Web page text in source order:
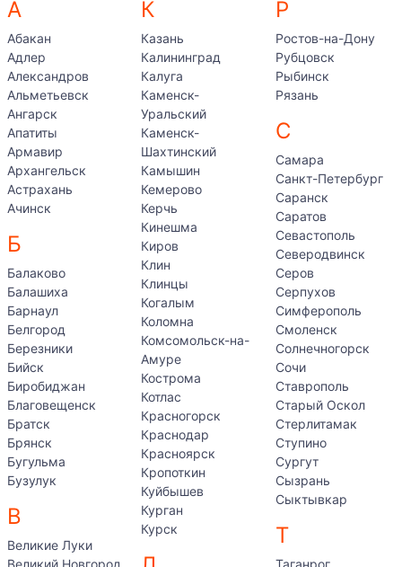
А
Абакан
Адлер
Александров
Альметьевск
Ангарск
Апатиты
Армавир
Архангельск
Астрахань
Ачинск
Б
Балаково
Балашиха
Барнаул
Белгород
Березники
Бийск
Биробиджан
Благовещенск
Братск
Брянск
Бугульма
Бузулук
В
Великие Луки
Великий Новгород
К
Казань
Калининград
Калуга
Каменск-
Уральский
Каменск-
Шахтинский
Камышин
Кемерово
Керчь
Кинешма
Киров
Клин
Клинцы
Когалым
Коломна
Комсомольск-на-
Амуре
Кострома
Котлас
Красногорск
Краснодар
Красноярск
Кропоткин
Куйбышев
Курган
Курск
Р
Ростов-на-Дону
Рубцовск
Рыбинск
Рязань
С
Самара
Санкт-Петербург
Саранск
Саратов
Севастополь
Северодвинск
Серов
Серпухов
Симферополь
Смоленск
Солнечногорск
Сочи
Ставрополь
Старый Оскол
Стерлитамак
Ступино
Сургут
Сызрань
Сыктывкар
Т
Таганрог